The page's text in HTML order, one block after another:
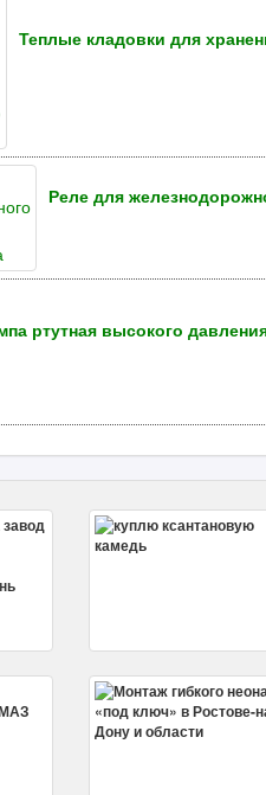
Теплые кладовки для
Реле для
ртутная высокого